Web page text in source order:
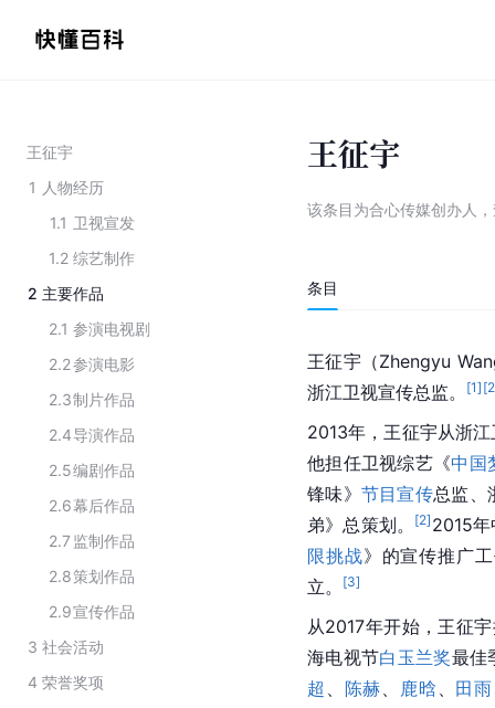
王征宇
1 人物经历
1.1 卫视宣发
1.2 综艺制作
2 主要作品
2.1 参演电视剧
2.2参演电影
2.3制片作品
2.4导演作品
2.5编剧作品
2.6幕后作品
2.7 监制作品
2.8策划作品
2.9宣传作品
3 社会活动
4 荣誉奖项
王征宇
该条目为合心传媒创办人 ，
条目
王征宇（Zhengyu
浙江卫视宣传总监。
[1] [2
2013年，王征宇从浙
他担任卫视综艺《中国
锋味》 节目宣传总监、
弟》总策划。
[2] 2015
限挑战》的宣传推广
立。
[3]
从2017年开始，王征
海电视节白玉兰奖最佳
超
陈赫 鹿晗 田雨